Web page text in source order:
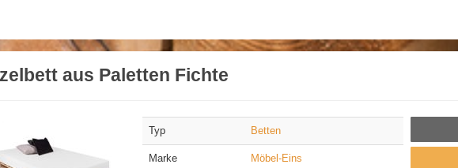
aus Paletten Fichte
Typ Betten
Marke Möbel-Eins